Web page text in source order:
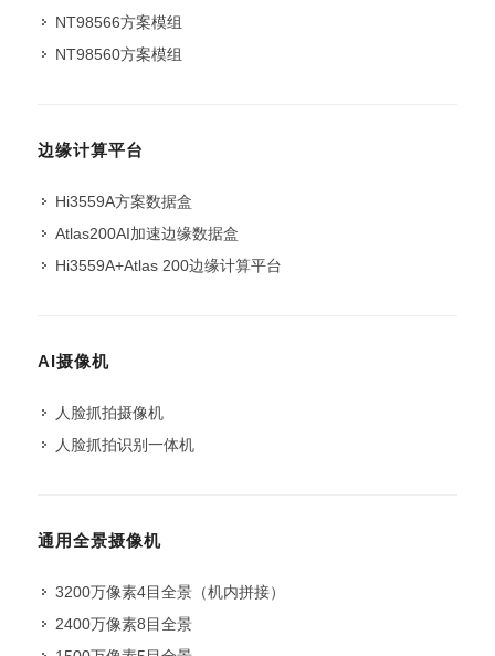
NT98566方案模组
NT98560方案模组
边缘计算平台
Hi3559A方案数据盒
Atlas200AI加速边缘数据盒
Hi3559A+Atlas 200边缘计算平台
AI摄像机
人脸抓拍摄像机
人脸抓拍识别一体机
通用全景摄像机
3200万像素4目全景（机内拼接）
2400万像素8目全景